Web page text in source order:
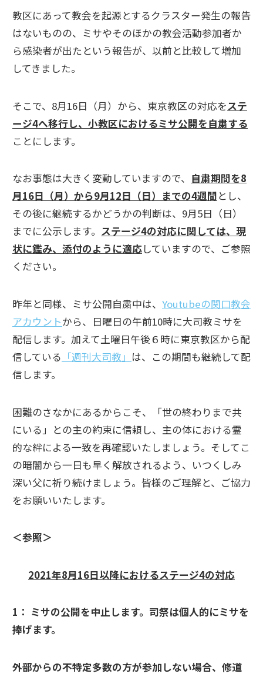
教区にあって教会を起源とするクラスター発生の報告
はないものの、ミサやそのほかの教会活動参加者か
ら感染者が出たという報告が、以前と比較して増加
してきました。
そこで、8月16日（月）から、東京教区の対応をステ
ージ4へ移行し、小教区におけるミサ公開を自粛する
ことにします。
なお事態は大きく変動していますので、 自粛期間を8
月16日（月）から9月12日（日）までの4週間とし、
その後に継続するかどうかの判断は、9月5日（日）
までに公示します。 ステージ4の対応に関しては、現
状に鑑み、添付のように適応していますので、ご参照
ください。
昨年と同様、ミサ公開自粛中は、 Youtubeの関口教会
アカウントから、日曜日の午前10時に大司教ミサを
配信します。加えて土曜日午後６時に東京教区から配
信している 「週刊大司教」 は、この期間も継続して配
信します。
困難のさなかにあるからこそ、「世の終わりまで共
にいる」との主の約束に信頼し、主の体における霊
的な絆による一致を再確認いたしましょう。そしてこ
の暗闇から一日も早く解放されるよう、いつくしみ
深い父に祈り続けましょう。皆様のご理解と、ご協力
をお願いいたします。
＜参照＞
2021年8月16日以降におけるステージ4の対応
1： ミサの公開を中止します。司祭は個人的にミサを
捧げます。
外部からの不特定多数の方が参加しない場合、修道